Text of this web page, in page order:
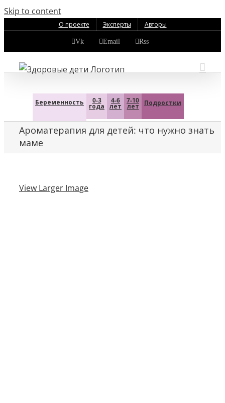
Skip to content
О проекте Эксперты Авторы
Vk Email Rss
Беременность 0-3
года
4-6
лет
7-10
лет Подростки
Ароматерапия для детей: что нужно знать
маме
View Larger Image